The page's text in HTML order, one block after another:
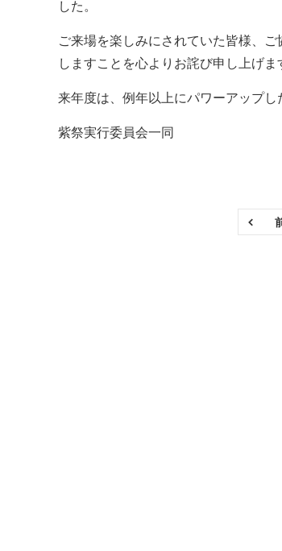
した。
ご来場を楽しみにされていた皆様、
しますことを心よりお詫び申し上げま
来年度は、例年以上にパワーアップし
紫祭実行委員会一同